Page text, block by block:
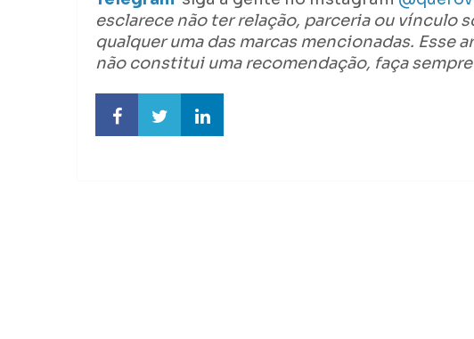
esclarece não ter relação, parceria ou
qualquer uma das marcas mencionadas. Esse
não constitui uma recomendação, faça